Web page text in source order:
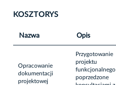
KOSZTORYS
Nazwa Opis
Opracowanie
dokumentacji
projektowej
Przygotowanie
projektu
funkcjonalnego
poprzedzone